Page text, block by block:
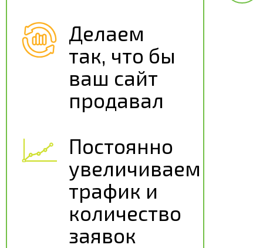
Делаем
так, что бы
ваш сайт
продавал
Постоянно
увеличиваем
трафик и
количество
заявок